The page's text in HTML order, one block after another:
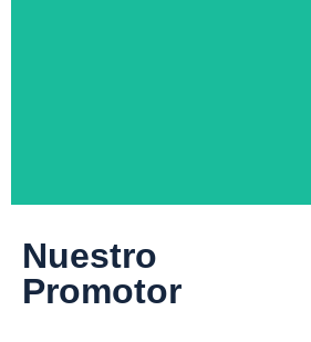
La academia en el
fútbol, una ventana
Nuestro
Promotor